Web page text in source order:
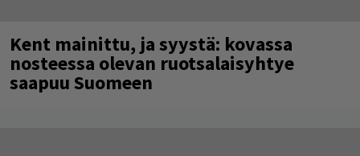
Kent mainittu, ja syystä: kovassa
nosteessa olevan ruotsalaisyhtye
saapuu Suomeen